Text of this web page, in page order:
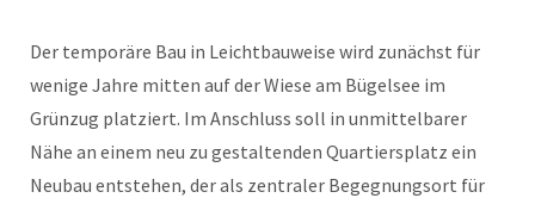
Der temporäre Bau in Leichtbauweise wird zunächst für
wenige Jahre mitten auf der Wiese am Bügelsee im
Grünzug platziert. Im Anschluss soll in unmittelbarer
Nähe an einem neu zu gestaltenden Quartiersplatz ein
Neubau entstehen, der als zentraler Begegnungsort für